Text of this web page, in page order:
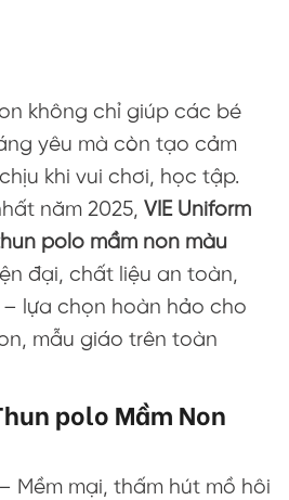
không chỉ giúp các bé
yêu mà còn tạo cảm
khi vui chơi, học tập.
năm 2025, VIE Uniform
polo mầm non màu
đại, chất liệu an toàn,
lựa chọn hoàn hảo cho
mẫu giáo trên toàn
polo Mầm Non
Mềm mại, thấm hút mồ hôi